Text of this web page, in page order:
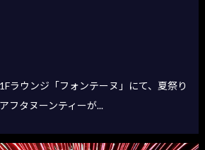
ラウンジ「フォンテーヌ」にて、夏祭り
フタヌーンティーが...